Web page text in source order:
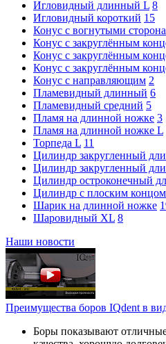
Игловидный длинный L 8
Игловидный короткий 15
Конус с вогнутыми
Конус с закруглённым
Конус с закруглённым
Конус с закруглённым
Конус с направляющим 2
Пламевидный длинный 6
Пламевидный средний 5
Пламя на длинной ножке 3
Пламя на длинной ножке L
Торпеда L 11
Цилиндр закругленный
Цилиндр закругленный
Цилиндр остроконечный
Цилиндр с плоским
Шарик на длинной ножке
Шаровидный XL 8
Наши новости
Преимущества боров IQdent в
Боры показывают